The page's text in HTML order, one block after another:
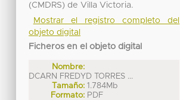
(CMDRS) de Villa Victoria.
Mostrar el registro completo del
objeto digital
Ficheros en el objeto digital
Nombre:
DCARN FREDYD TORRES ...
Tamaño: 1.784Mb
Formato: PDF